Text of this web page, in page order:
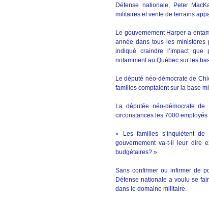
Défense nationale, Peter
militaires et vente de terrains
Le gouvernement Harper a
année dans tous les
indiqué craindre l’impact
notamment au Québec sur les
Le député néo-démocrate de
familles comptaient sur la base
La députée néo-démocrate
circonstances les 7000
« Les familles s’inquiètent
gouvernement va-t-il leur dire
budgétaires? »
Sans confirmer ou infirmer de
Défense nationale a voulu se
dans le domaine militaire.